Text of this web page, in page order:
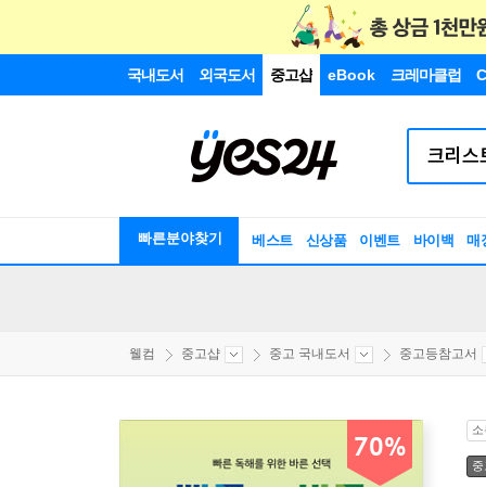
국내도서 외국도서 중고샵 eBook 크레마클럽
빠른분야찾기 베스트 신상품 이벤트 바이백 매
웰컴 중고샵 중고 국내도서 중고등참고서
70%